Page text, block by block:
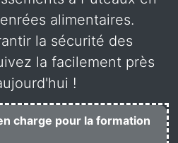
alimentaires.
la sécurité des
la facilement près
!
charge pour la formation